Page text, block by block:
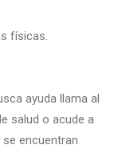
físicas.
ayuda llama al
salud o acude a
encuentran